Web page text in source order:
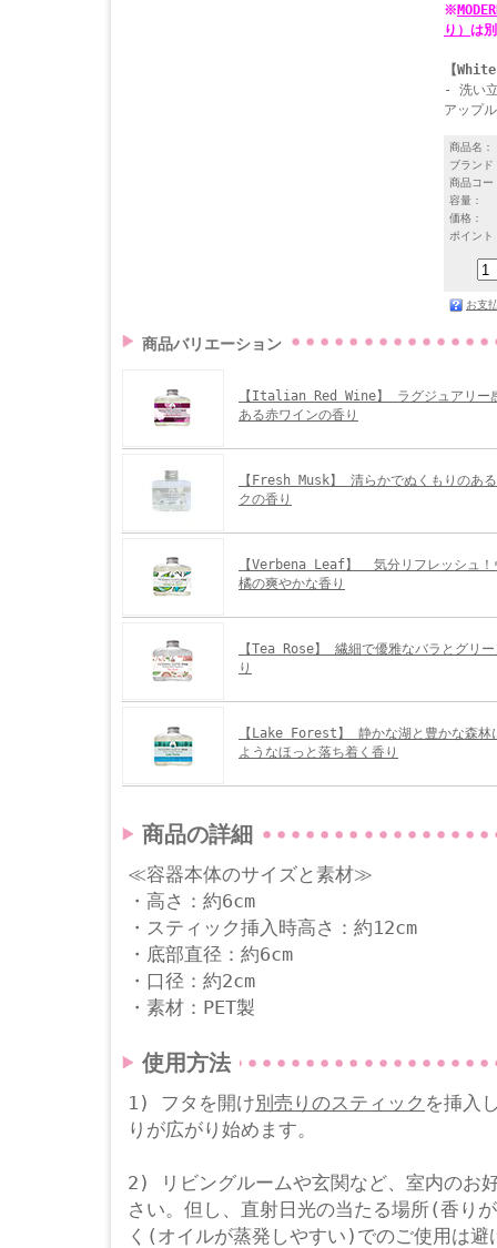
※
り） は
【
- 洗い
アップ
商品名：
ブランド
商品コー
容量：
価格：
ポイント
お支
商品バリエーション
【Italian Red Wine】 ラグジュアリー
ある赤ワインの香り
【Fresh Musk】 清らかでぬくもりのあ
クの香り
【Verbena Leaf】 気分リフレッシュ！
橘の爽やかな香り
【Tea Rose】 繊細で優雅なバラとグリ
り
【Lake Forest】 静かな湖と豊かな森林
ようなほっと落ち着く香り
商品の詳細
≪容器本体のサイズと素材≫
・高さ：約6cm
・スティック挿入時高さ：約12cm
・底部直径：約6cm
・口径：約2cm
・素材：PET製
使用方法
1) フタを開け別売りのスティック を挿入
りが広がり始めます。
2) リビングルームや玄関など、室内のお
さい。但し、直射日光の当たる場所(香り
く(オイルが蒸発しやすい)でのご使用は避